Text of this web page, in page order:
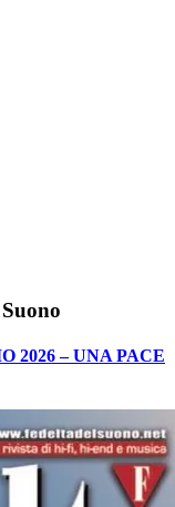
2026 – UNA PACE